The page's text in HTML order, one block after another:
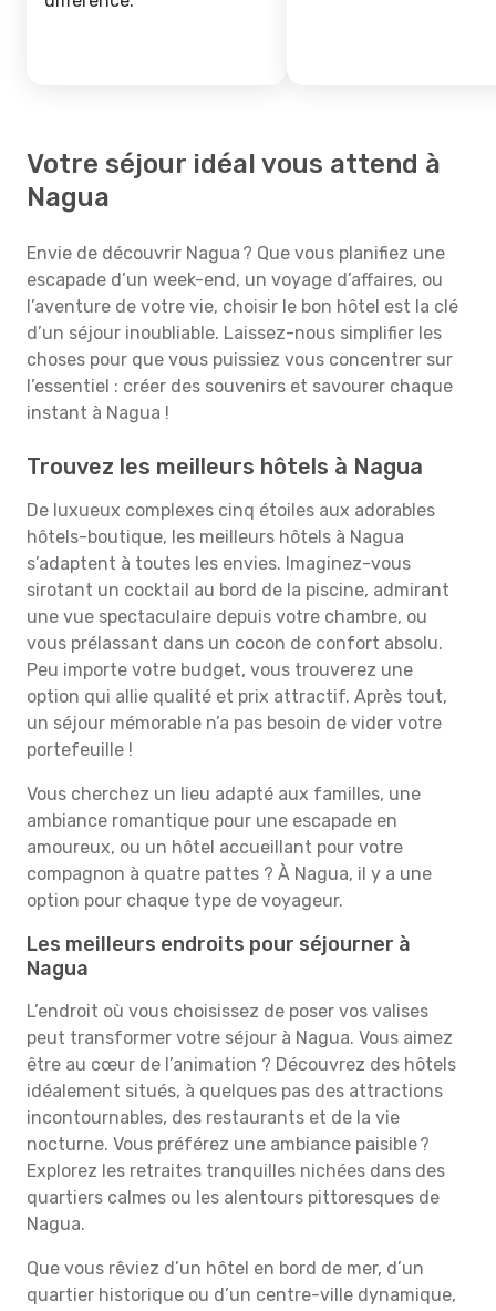
Votre séjour idéal vous attend à
Nagua
Envie de découvrir Nagua ? Que vous planifiez une
escapade d’un week-end, un voyage d’affaires, ou
l’aventure de votre vie, choisir le bon hôtel est la clé
d’un séjour inoubliable. Laissez-nous simplifier les
choses pour que vous puissiez vous concentrer sur
l’essentiel : créer des souvenirs et savourer chaque
instant à Nagua !
Trouvez les meilleurs hôtels à Nagua
De luxueux complexes cinq étoiles aux adorables
hôtels-boutique, les meilleurs hôtels à Nagua
s’adaptent à toutes les envies. Imaginez-vous
sirotant un cocktail au bord de la piscine, admirant
une vue spectaculaire depuis votre chambre, ou
vous prélassant dans un cocon de confort absolu.
Peu importe votre budget, vous trouverez une
option qui allie qualité et prix attractif. Après tout,
un séjour mémorable n’a pas besoin de vider votre
portefeuille !
Vous cherchez un lieu adapté aux familles, une
ambiance romantique pour une escapade en
amoureux, ou un hôtel accueillant pour votre
compagnon à quatre pattes ? À Nagua, il y a une
option pour chaque type de voyageur.
Les meilleurs endroits pour séjourner à
Nagua
L’endroit où vous choisissez de poser vos valises
peut transformer votre séjour à Nagua. Vous aimez
être au cœur de l’animation ? Découvrez des hôtels
idéalement situés, à quelques pas des attractions
incontournables, des restaurants et de la vie
nocturne. Vous préférez une ambiance paisible ?
Explorez les retraites tranquilles nichées dans des
quartiers calmes ou les alentours pittoresques de
Nagua.
Que vous rêviez d’un hôtel en bord de mer, d’un
quartier historique ou d’un centre-ville dynamique,